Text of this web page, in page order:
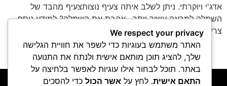
אדג'י ויוקרתי. ניתן לשלב איתה צעיף נוצותצעיף מהבד של
השמלה למראה עשיר יותר. אהבת את השמלה? למידע נוסף
צרי קשר או השאירי פרטים ונחזור אליך Whatsapp Phone-alt
חדשים→
יצירת קשר
We respect your privacy
האתר משתמש בעוגיות כדי לשפר את חוויית הגלישה
שלך, להציג תוכן מותאם אישית ולנתח את התנועה
באתר. תוכל לבחור אילו עוגיות לאפשר בלחיצה על
התאם אישית. לחץ על אשר הכולכדי להסכים